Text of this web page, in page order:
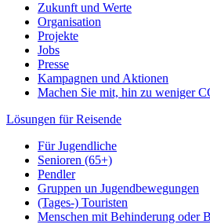
Zukunft und Werte
Organisation
Projekte
Jobs
Presse
Kampagnen und Aktionen
Machen Sie mit, hin zu weniger
Lösungen für Reisende
Für Jugendliche
Senioren (65+)
Pendler
Gruppen un Jugendbewegungen
(Tages-) Touristen
Menschen mit Behinderung oder